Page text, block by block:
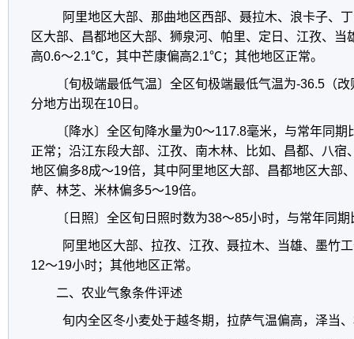
阿里地区大部、那曲地区西部、聂拉木、浪卡子、
区大部、昌都地区大部、狮泉河、帕里、定日、江孜、当
高0.6～2.1℃，其中芒康偏高2.1℃；其他地区正常。
〔旬极端最低气温〕全区旬极端最低气温为-36.5（
分地方出现在10日。
〔降水〕全区旬降水量为0～117.8毫米，与常年同
正常；沿江东段大部、江孜、南木林、比如、昌都、八宿
地区偏多8成～19倍，其中阿里地区大部、昌都地区大部
萨、林芝、米林偏多5～19倍。
〔日照〕全区旬日照时数为38～85小时，与常年同期
阿里地区大部、拉孜、江孜、聂拉木、当雄、墨竹
12～19小时；其他地区正常。
二、农业气象条件评述
旬内全区冬小麦处于越冬期，拉萨气温偏高，泽当